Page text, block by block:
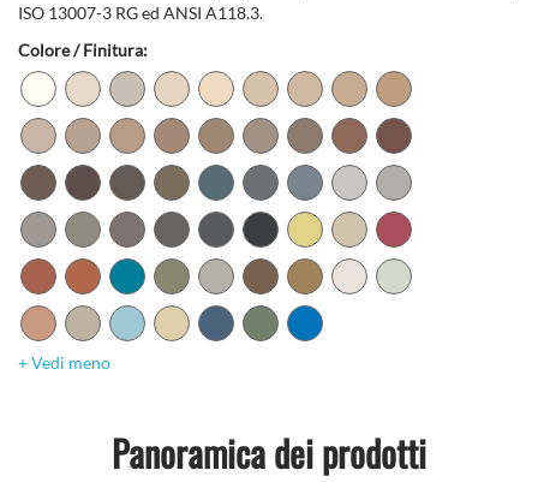
ISO 13007-3 RG ed ANSI A118.3.
Colore / Finitura:
+ Vedi meno
Panoramica dei prodotti